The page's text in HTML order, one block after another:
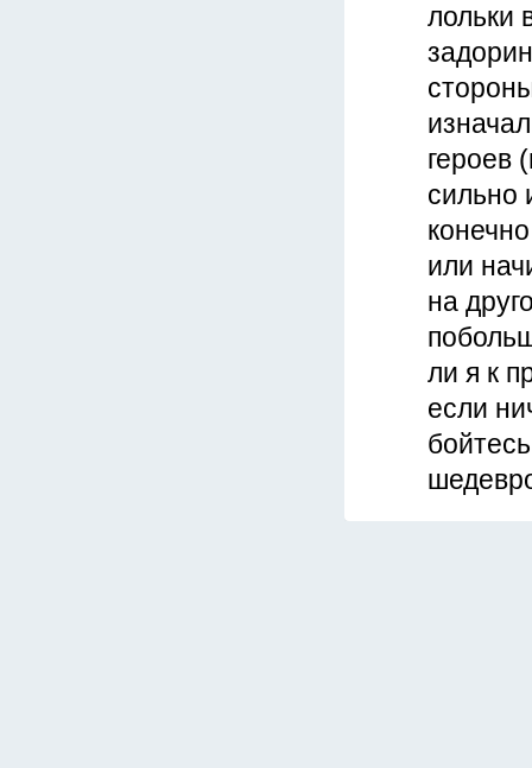
лольки
героев
сильно
или
на
ли я к
если